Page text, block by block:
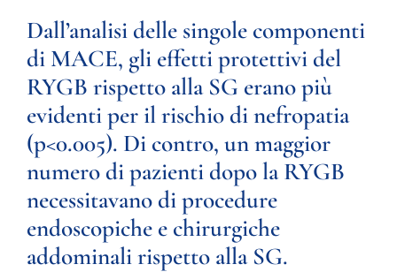
Dall’analisi delle singole componenti
di MACE, gli effetti protettivi del
RYGB rispetto alla SG erano più
evidenti per il rischio di nefropatia
(p<0.005). Di contro, un maggior
numero di pazienti dopo la RYGB
necessitavano di procedure
endoscopiche e chirurgiche
addominali rispetto alla SG.